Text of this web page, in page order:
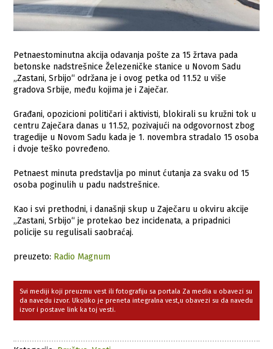
Petnaestominutna akcija odavanja pošte za 15 žrtava pada
betonske nadstrešnice Železeničke stanice u Novom Sadu
„Zastani, Srbijo“ održana je i ovog petka od 11.52 u više
gradova Srbije, među kojima je i Zaječar.
Građani, opozicioni političari i aktivisti, blokirali su kružni tok u
centru Zaječara danas u 11.52, pozivajući na odgovornost zbog
tragedije u Novom Sadu kada je 1. novembra stradalo 15 osoba
i dvoje teško povređeno.
Petnaest minuta predstavlja po minut ćutanja za svaku od 15
osoba poginulih u padu nadstrešnice.
Kao i svi prethodni, i današnji skup u Zaječaru u okviru akcije
„Zastani, Srbijo“ je protekao bez incidenata, a pripadnici
policije su regulisali saobraćaj.
preuzeto: Radio Magnum
Svi mediji koji preuzmu vest ili fotografiju sa portala Za media u obavezi su
da navedu izvor. Ukoliko je preneta integralna vest,u obavezi su da navedu
izvor i postave link ka toj vesti.